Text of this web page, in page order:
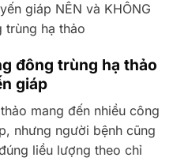
giáp NÊN và KHÔNG
trùng hạ thảo
đông trùng hạ thảo
giáp
mang đến nhiều công
nhưng người bệnh cũng
liều lượng theo chỉ